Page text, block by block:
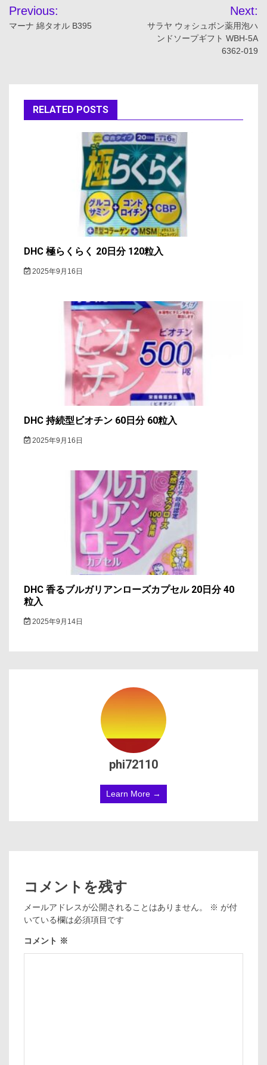
稿
ゲ
ー
Previous:
マーナ 綿タオル B395
Next:
サラヤ ウォシュボン薬用泡ハ
ンドソープギフト WBH-5A
6362-019
RELATED POSTS
DHC 極らくらく 20日分 120粒入
2025年9月16日
DHC 持続型ビオチン 60日分 60粒入
2025年9月16日
DHC 香るブルガリアンローズカプセル 20日分 40
粒入
2025年9月14日
phi72110
Learn More →
コメントを残す
メールアドレスが公開されることはありません。 ※ が付
いている欄は必須項目です
コメント ※